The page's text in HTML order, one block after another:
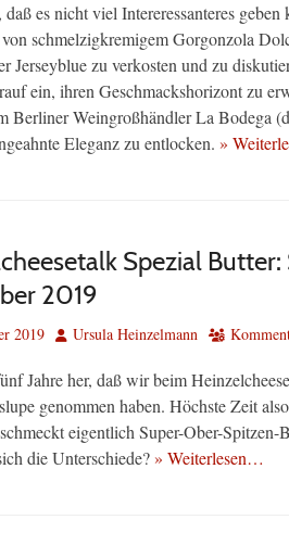
daß es nicht viel Intereressanteres
schmelzigkremigem Gorgonzola
Jerseyblue zu verkosten und zu
ein, ihren Geschmackshorizont zu
Berliner Weingroßhändler La Bodega
Eleganz zu entlocken. »
Spezial Butter:
2019
2019 AutorUrsula Heinzelmann
Jahre her, daß wir beim
genommen haben. Höchste Zeit
eigentlich Super-Ober-
die Unterschiede?» Weiterlesen…